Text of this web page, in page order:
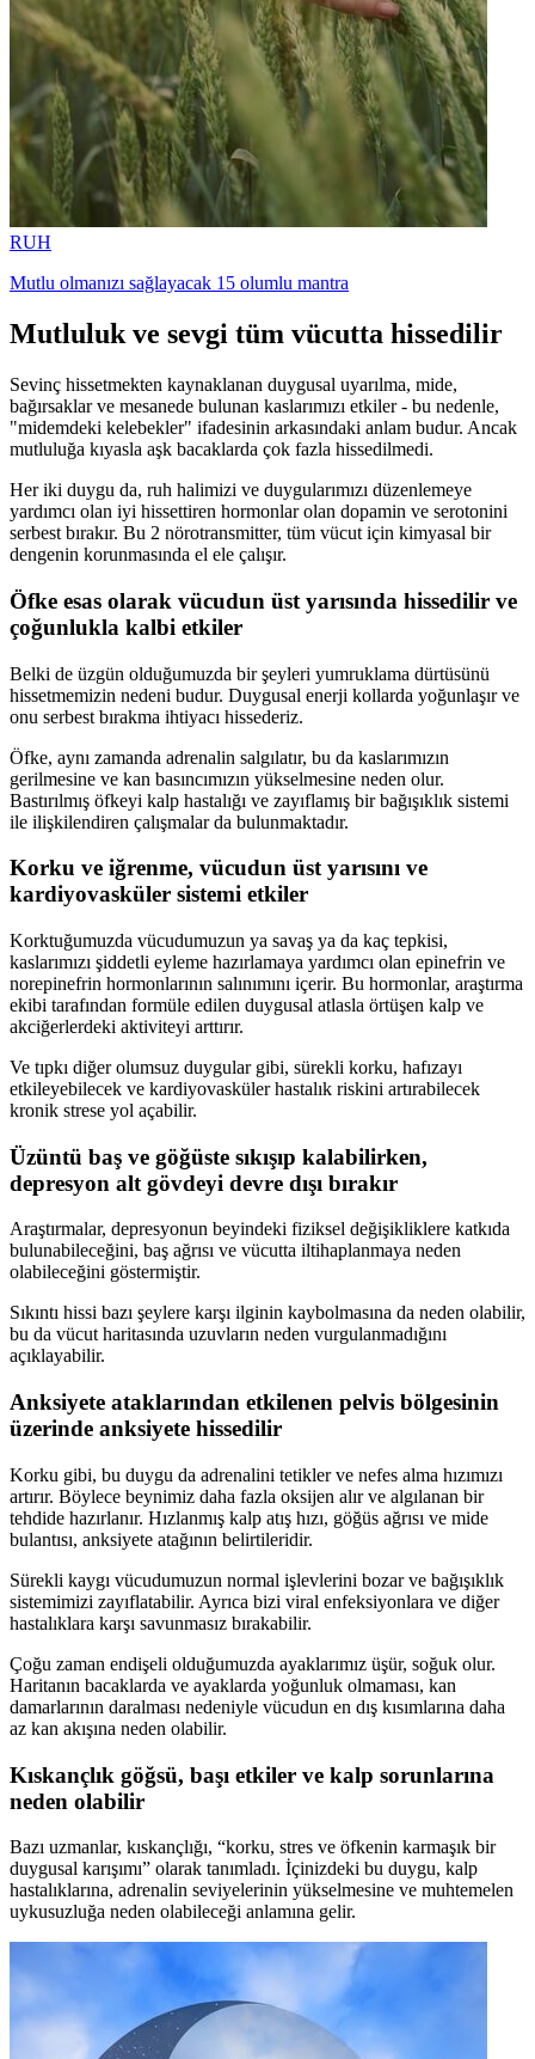
RUH
Mutlu olmanızı sağlayacak 15 olumlu mantra
Mutluluk ve sevgi tüm vücutta hissedilir
Sevinç hissetmekten kaynaklanan duygusal uyarılma, mide,
bağırsaklar ve mesanede bulunan kaslarımızı etkiler - bu nedenle,
"midemdeki kelebekler" ifadesinin arkasındaki anlam budur. Ancak
mutluluğa kıyasla aşk bacaklarda çok fazla hissedilmedi.
Her iki duygu da, ruh halimizi ve duygularımızı düzenlemeye
yardımcı olan iyi hissettiren hormonlar olan dopamin ve serotonini
serbest bırakır. Bu 2 nörotransmitter, tüm vücut için kimyasal bir
dengenin korunmasında el ele çalışır.
Öfke esas olarak vücudun üst yarısında hissedilir ve
çoğunlukla kalbi etkiler
Belki de üzgün olduğumuzda bir şeyleri yumruklama dürtüsünü
hissetmemizin nedeni budur. Duygusal enerji kollarda yoğunlaşır ve
onu serbest bırakma ihtiyacı hissederiz.
Öfke, aynı zamanda adrenalin salgılatır, bu da kaslarımızın
gerilmesine ve kan basıncımızın yükselmesine neden olur.
Bastırılmış öfkeyi kalp hastalığı ve zayıflamış bir bağışıklık sistemi
ile ilişkilendiren çalışmalar da bulunmaktadır.
Korku ve iğrenme, vücudun üst yarısını ve
kardiyovasküler sistemi etkiler
Korktuğumuzda vücudumuzun ya savaş ya da kaç tepkisi,
kaslarımızı şiddetli eyleme hazırlamaya yardımcı olan epinefrin ve
norepinefrin hormonlarının salınımını içerir. Bu hormonlar, araştırma
ekibi tarafından formüle edilen duygusal atlasla örtüşen kalp ve
akciğerlerdeki aktiviteyi arttırır.
Ve tıpkı diğer olumsuz duygular gibi, sürekli korku, hafızayı
etkileyebilecek ve kardiyovasküler hastalık riskini artırabilecek
kronik strese yol açabilir.
Üzüntü baş ve göğüste sıkışıp kalabilirken,
depresyon alt gövdeyi devre dışı bırakır
Araştırmalar, depresyonun beyindeki fiziksel değişikliklere katkıda
bulunabileceğini, baş ağrısı ve vücutta iltihaplanmaya neden
olabileceğini göstermiştir.
Sıkıntı hissi bazı şeylere karşı ilginin kaybolmasına da neden olabilir,
bu da vücut haritasında uzuvların neden vurgulanmadığını
açıklayabilir.
Anksiyete ataklarından etkilenen pelvis bölgesinin
üzerinde anksiyete hissedilir
Korku gibi, bu duygu da adrenalini tetikler ve nefes alma hızımızı
artırır. Böylece beynimiz daha fazla oksijen alır ve algılanan bir
tehdide hazırlanır. Hızlanmış kalp atış hızı, göğüs ağrısı ve mide
bulantısı, anksiyete atağının belirtileridir.
Sürekli kaygı vücudumuzun normal işlevlerini bozar ve bağışıklık
sistemimizi zayıflatabilir. Ayrıca bizi viral enfeksiyonlara ve diğer
hastalıklara karşı savunmasız bırakabilir.
Çoğu zaman endişeli olduğumuzda ayaklarımız üşür, soğuk olur.
Haritanın bacaklarda ve ayaklarda yoğunluk olmaması, kan
damarlarının daralması nedeniyle vücudun en dış kısımlarına daha
az kan akışına neden olabilir.
Kıskançlık göğsü, başı etkiler ve kalp sorunlarına
neden olabilir
Bazı uzmanlar, kıskançlığı, “korku, stres ve öfkenin karmaşık bir
duygusal karışımı” olarak tanımladı. İçinizdeki bu duygu, kalp
hastalıklarına, adrenalin seviyelerinin yükselmesine ve muhtemelen
uykusuzluğa neden olabileceği anlamına gelir.